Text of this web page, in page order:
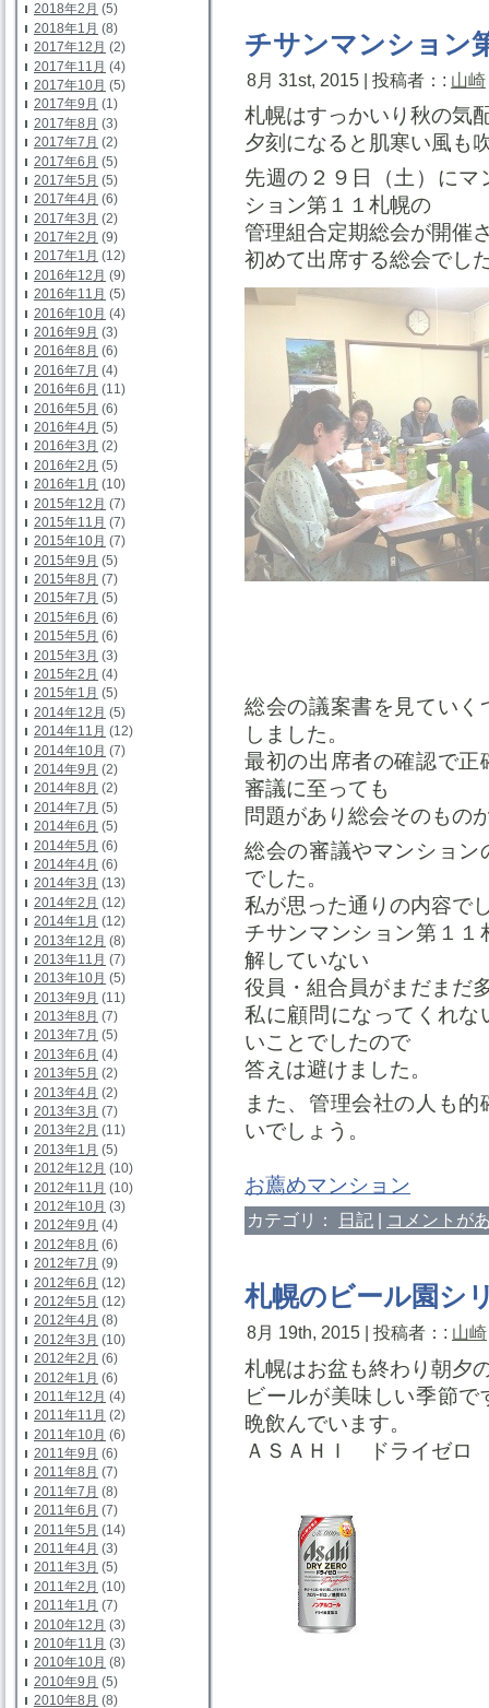
2018年2月 (5)
2018年1月 (8)
2017年12月 (2)
2017年11月 (4)
2017年10月 (5)
2017年9月 (1)
2017年8月 (3)
2017年7月 (2)
2017年6月 (5)
2017年5月 (5)
2017年4月 (6)
2017年3月 (2)
2017年2月 (9)
2017年1月 (12)
2016年12月 (9)
2016年11月 (5)
2016年10月 (4)
2016年9月 (3)
2016年8月 (6)
2016年7月 (4)
2016年6月 (11)
2016年5月 (6)
2016年4月 (5)
2016年3月 (2)
2016年2月 (5)
2016年1月 (10)
2015年12月 (7)
2015年11月 (7)
2015年10月 (7)
2015年9月 (5)
2015年8月 (7)
2015年7月 (5)
2015年6月 (6)
2015年5月 (6)
2015年3月 (3)
2015年2月 (4)
2015年1月 (5)
2014年12月 (5)
2014年11月 (12)
2014年10月 (7)
2014年9月 (2)
2014年8月 (2)
2014年7月 (5)
2014年6月 (5)
2014年5月 (6)
2014年4月 (6)
2014年3月 (13)
2014年2月 (12)
2014年1月 (12)
2013年12月 (8)
2013年11月 (7)
2013年10月 (5)
2013年9月 (11)
2013年8月 (7)
2013年7月 (5)
2013年6月 (4)
2013年5月 (2)
2013年4月 (2)
2013年3月 (7)
2013年2月 (11)
2013年1月 (5)
2012年12月 (10)
2012年11月 (10)
2012年10月 (3)
2012年9月 (4)
2012年8月 (6)
2012年7月 (9)
2012年6月 (12)
2012年5月 (12)
2012年4月 (8)
2012年3月 (10)
2012年2月 (6)
2012年1月 (6)
2011年12月 (4)
2011年11月 (2)
2011年10月 (6)
2011年9月 (6)
2011年8月 (7)
2011年7月 (8)
2011年6月 (7)
2011年5月 (14)
2011年4月 (3)
2011年3月 (5)
2011年2月 (10)
2011年1月 (7)
2010年12月 (3)
2010年11月 (3)
2010年10月 (8)
2010年9月 (5)
2010年8月 (8)
チサンマンション
8月 31st, 2015 | 投稿者：: 山崎
札幌はすっかいり秋の気
夕刻になると肌寒い風も
先週の２９日（土）に
ション第１１札幌の
管理組合定期総会が開催
初めて出席する総会でし
総会の議案書を見てい
しました。
最初の出席者の確認で
審議に至っても
問題があり総会そのもの
総会の審議やマンショ
でした。
私が思った通りの内容で
チサンマンション第１
解していない
役員・組合員がまだまだ
私に顧問になってくれ
いことでしたので
答えは避けました。
また、管理会社の人も
いでしょう。
お薦めマンション
カテゴリ： 日記 | コメントが
札幌のビール園シ
8月 19th, 2015 | 投稿者：: 山崎
札幌はお盆も終わり朝夕
ビールが美味しい季節
晩飲んでいます。
ＡＳＡＨＩ ドライゼロ